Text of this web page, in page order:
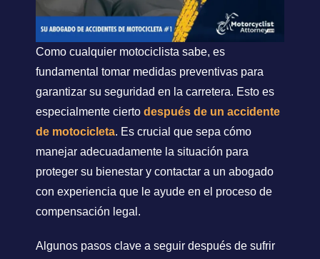
Como cualquier motociclista sabe, es
fundamental tomar medidas preventivas para
garantizar su seguridad en la carretera. Esto es
especialmente cierto después de un accidente
de motocicleta. Es crucial que sepa cómo
manejar adecuadamente la situación para
proteger su bienestar y contactar a un abogado
con experiencia que le ayude en el proceso de
compensación legal.
Algunos pasos clave a seguir después de sufrir